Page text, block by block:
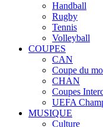
Handball
Rugby
Tennis
Volleyball
COUPES
CAN
Coupe du
CHAN
Coupes
UEFA
MUSIQUE
Culture